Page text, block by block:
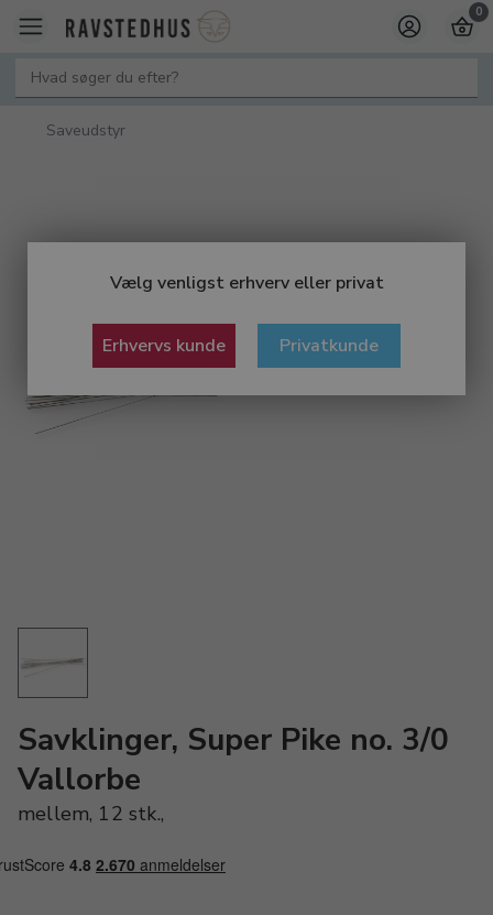
Vælg venligst erhverv eller privat
Erhvervs kunde Privatkunde
0
Saveudstyr
Savklinger, Super Pike no. 3/0
Vallorbe
mellem, 12 stk.,